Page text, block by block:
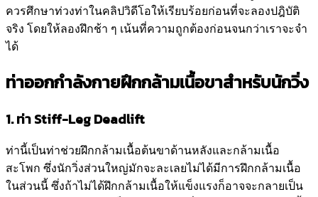
ควรศึกษาท่วงท่าในคลิปวิดีโอให้เรียบร้อยก่อนที่จะลองปฎิบัติ
จริง โดยให้ลองฝึกช้า ๆ เน้นที่ความถูกต้องก่อนจนกว่าเราจะจำ
ได้
ท่าออกกำลังกายฝึกกล้ามเนื้อขาสำหรับนักวิ่ง
1. ท่า Stiff-Leg Deadlift
ท่านี้เป็นท่าช่วยฝึกกล้ามเนื้อต้นขาด้านหลังและกล้ามเนื้อ
สะโพก ซึ่งนักวิ่งส่วนใหญ่มักจะละเลยไม่ได้มีการฝึกกล้ามเนื้อ
ในส่วนนี้ ซึ่งถ้าไม่ได้ฝึกกล้ามเนื้อให้แข็งแรงก็อาจจะกลายเป็น